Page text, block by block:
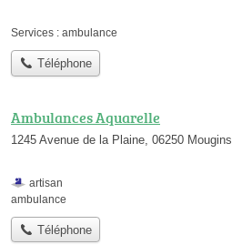
Services : ambulance
Téléphone
Ambulances Aquarelle
1245 Avenue de la Plaine, 06250 Mougins
artisan
ambulance
Téléphone